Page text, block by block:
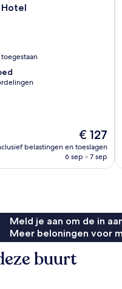
Hotel
De
prijs
is
€ 127
belastingen en toeslagen
6 sep - 7 sep
Meld je aan om de in
Meer beloningen voor
buurt